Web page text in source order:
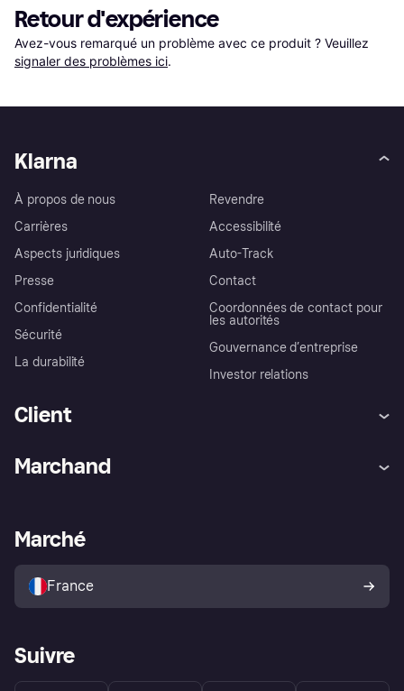
Retour d'expérience
Avez-vous remarqué un problème avec ce produit ? Veuillez
signaler des problèmes ici.
Klarna
À propos de nous
Carrières
Aspects juridiques
Presse
Confidentialité
Sécurité
La durabilité
Revendre
Accessibilité
Auto-Track
Contact
Coordonnées de contact pour
les autorités
Gouvernance d’entreprise
Investor relations
Client
Explorez les magasins
Politique de protection de
l’acheteur Klarna
Marchand
Portail Marchand
Marché
France
Suivre